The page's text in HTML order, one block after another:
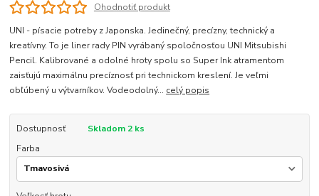
Ohodnotiť produkt
UNI - písacie potreby z Japonska. Jedinečný, precízny, technický a
kreatívny. To je liner rady PIN vyrábaný spoločnosťou UNI Mitsubishi
Pencil. Kalibrované a odolné hroty spolu so Super Ink atramentom
zaisťujú maximálnu precíznosť pri technickom kreslení. Je veľmi
obľúbený u výtvarníkov. Vodeodolný... celý popis
Dostupnosť
Skladom 2 ks
Farba